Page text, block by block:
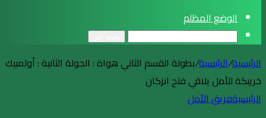
الوضع المظلم
الرئيسية/الرئيسية/بطولة القسم الثاني هواة : الجولة الثانية : أولمبيك
خريبكة للأمل يلاقي فتح انزكان
الرئيسيةفريق الأمل